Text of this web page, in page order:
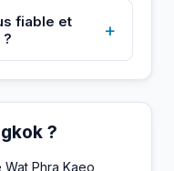
fiable et
+
?
Phra Kaeo